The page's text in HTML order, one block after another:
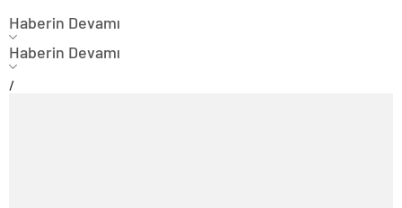
Haberin Devamı
Haberin Devamı
/